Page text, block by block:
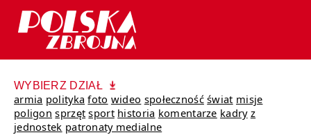
WYBIERZ DZIAŁ
armia polityka foto wideo społeczność świat misje
poligon sprzęt sport historia komentarze kadry z
jednostek patronaty medialne